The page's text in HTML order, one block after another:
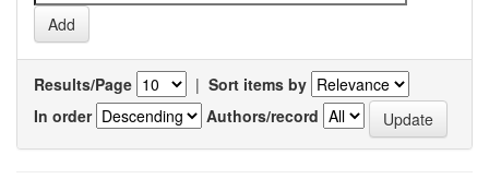
Results/Page | Sort items by
In order
Authors/record